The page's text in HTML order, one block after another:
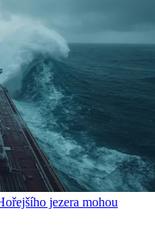
jezera mohou